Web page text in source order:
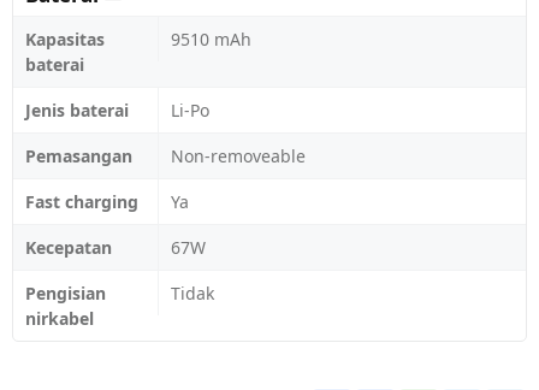
Kapasitas
baterai
9510 mAh
Jenis baterai
Li-Po
Pemasangan
Non-removeable
Fast charging
Ya
Kecepatan
67W
Pengisian
nirkabel
Tidak